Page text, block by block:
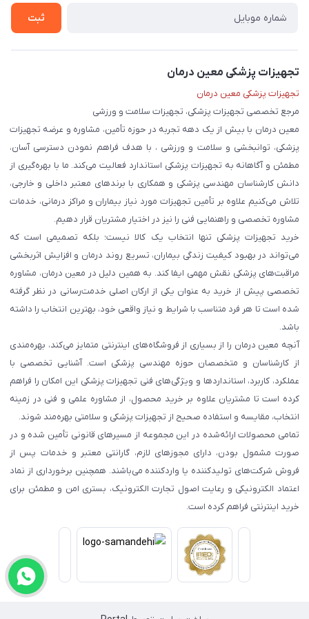
ثبت
تجهیزات پزشکی معین درمان
تجهیزات پزشکی معین درمان
مرجع تخصصی تجهیزات پزشکی، تجهیزات سلامت و ورزشی
معین درمان با بیش از یک دهه تجربه در حوزه تأمین، مشاوره و عرضه تجهیزات
پزشکی، توانبخشی و سلامت و ورزشی ، با هدف فراهم نمودن دسترسی آسان،
مطمئن و آگاهانه به تجهیزات پزشکی استاندارد فعالیت می‌کند. ما با بهره‌گیری از
دانش کارشناسان مهندسی پزشکی و همکاری با برندهای معتبر داخلی و خارجی،
تلاش می‌کنیم علاوه بر تأمین تجهیزات مورد نیاز بیماران و مراکز درمانی، خدمات
مشاوره تخصصی و راهنمایی فنی را نیز در اختیار مشتریان قرار دهیم.
خرید تجهیزات پزشکی تنها انتخاب یک کالا نیست؛ بلکه تصمیمی است که
می‌تواند در بهبود کیفیت زندگی بیماران، تسریع روند درمان و افزایش اثربخشی
مراقبت‌های پزشکی نقش مهمی ایفا کند. به همین دلیل در معین درمان، مشاوره
تخصصی پیش از خرید به عنوان یکی از ارکان اصلی خدمت‌رسانی در نظر گرفته
شده است تا هر فرد متناسب با شرایط و نیاز واقعی خود، بهترین انتخاب را داشته
باشد.
آنچه معین درمان را از بسیاری از فروشگاه‌های اینترنتی متمایز می‌کند، بهره‌مندی
از کارشناسان و متخصصان حوزه مهندسی پزشکی است. آشنایی تخصصی با
عملکرد، کاربرد، استانداردها و ویژگی‌های فنی تجهیزات پزشکی این امکان را فراهم
کرده است تا مشتریان علاوه بر خرید محصول، از مشاوره علمی و فنی در زمینه
انتخاب، مقایسه و استفاده صحیح از تجهیزات پزشکی و سلامتی بهره‌مند شوند.
تمامی محصولات ارائه‌شده در این مجموعه از مسیرهای قانونی تأمین شده و در
صورت مشمول بودن، دارای مجوزهای لازم، گارانتی معتبر و خدمات پس از
فروش شرکت‌های تولیدکننده یا واردکننده می‌باشند. همچنین برخورداری از نماد
اعتماد الکترونیکی و رعایت اصول تجارت الکترونیک، بستری امن و مطمئن برای
خرید اینترنتی فراهم کرده است.